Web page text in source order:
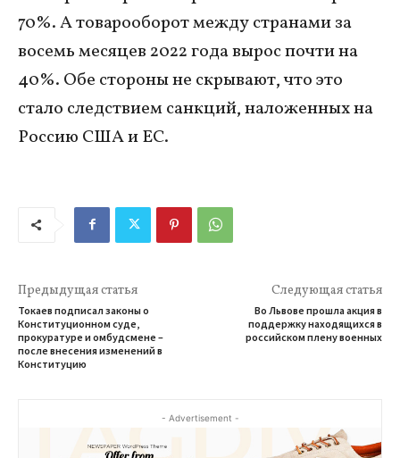
70%. А товарооборот между странами за
восемь месяцев 2022 года вырос почти на
40%. Обе стороны не скрывают, что это
стало следствием санкций, наложенных на
Россию США и ЕС.
Предыдущая статья
Токаев подписал законы о
Конституционном суде,
прокуратуре и омбудсмене –
после внесения изменений в
Конституцию
Следующая статья
Во Львове прошла акция в
поддержку находящихся в
российском плену военных
- Advertisement -